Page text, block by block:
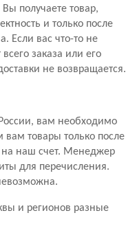
получаете товар,
и только после
Если вас что-то не
заказа или его
не возвращается.
вам необходимо
товары только после
на наш счет. Менеджер
для перечисления.
и регионов разные